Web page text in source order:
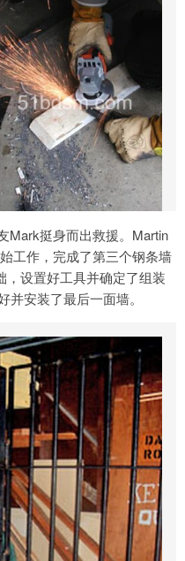
Mark挺身而出救援。Martin
工作，完成了第三个钢条墙
，设置好工具并确定了组装
安装了最后一面墙。